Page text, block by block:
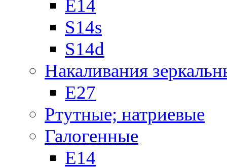
Е14
S14s
S14d
Накаливания
Е27
Ртутные; натриевые
Галогенные
Е14